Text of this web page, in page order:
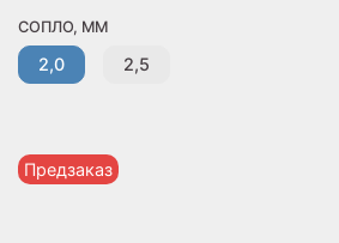
Предзаказ
СОПЛО, ММ
2,0 2,5